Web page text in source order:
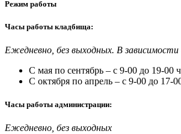
Режим работы
Часы работы кладбища:
Ежедневно, без выходных. В зависимости
С мая по сентябрь – с 9-00 до 19-00
С октября по апрель – с 9-00 до 17-
Часы работы администрации:
Ежедневно, без выходных